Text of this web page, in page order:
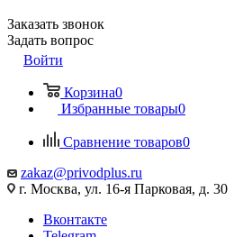
Заказать звонок
Задать вопрос
Войти
Корзина0
Избранные товары0
Сравнение товаров0
zakaz@privodplus.ru
г. Москва, ул. 16-я Парковая, д. 30
Вконтакте